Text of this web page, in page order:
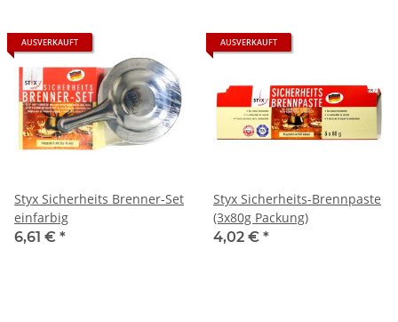
AUSVERKAUFT
Styx Sicherheits Brenner-Set
einfarbig
6,61 € *
AUSVERKAUFT
Styx Sicherheits-Brennpaste
(3x80g Packung)
4,02 € *